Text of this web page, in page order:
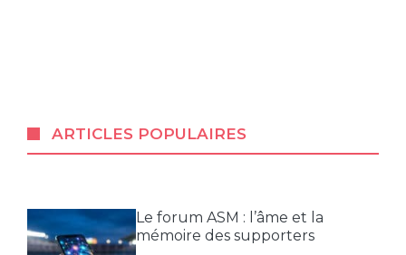
ARTICLES POPULAIRES
Le forum ASM : l’âme et la
mémoire des supporters